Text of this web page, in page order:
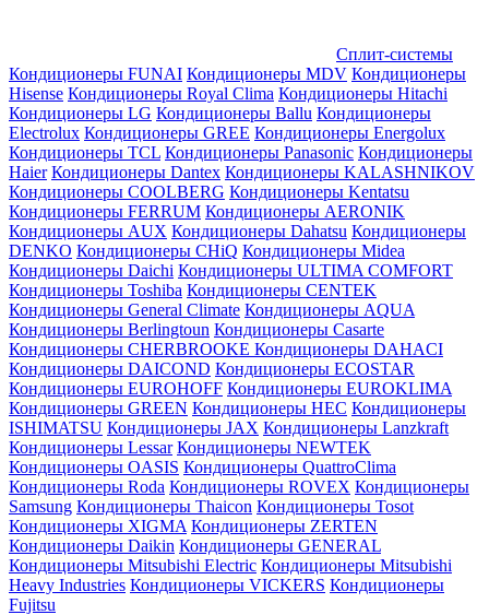
Сплит-системы
Кондиционеры FUNAI Кондиционеры MDV Кондиционеры
Hisense Кондиционеры Royal Clima Кондиционеры Hitachi
Кондиционеры LG Кондиционеры Ballu Кондиционеры
Electrolux Кондиционеры GREE Кондиционеры Energolux
Кондиционеры TCL Кондиционеры Panasonic Кондиционеры
Haier Кондиционеры Dantex Кондиционеры KALASHNIKOV
Кондиционеры СOOLBERG Кондиционеры Kentatsu
Кондиционеры FERRUM Кондиционеры AERONIK
Кондиционеры AUX Кондиционеры Dahatsu Кондиционеры
DENKO Кондиционеры CHiQ Кондиционеры Midea
Кондиционеры Daichi Кондиционеры ULTIMA COMFORT
Кондиционеры Toshiba Кондиционеры CENTEK
Кондиционеры General Climate Кондиционеры AQUA
Кондиционеры Berlingtoun Кондиционеры Casarte
Кондиционеры CHERBROOKE Кондиционеры DAHACI
Кондиционеры DAICOND Кондиционеры ECOSTAR
Кондиционеры EUROHOFF Кондиционеры EUROKLIMA
Кондиционеры GREEN Кондиционеры HEC Кондиционеры
ISHIMATSU Кондиционеры JAX Кондиционеры Lanzkraft
Кондиционеры Lessar Кондиционеры NEWTEK
Кондиционеры OASIS Кондиционеры QuattroClima
Кондиционеры Roda Кондиционеры ROVEX Кондиционеры
Samsung Кондиционеры Thaicon Кондиционеры Tosot
Кондиционеры XIGMA Кондиционеры ZERTEN
Кондиционеры Daikin Кондиционеры GENERAL
Кондиционеры Mitsubishi Electric Кондиционеры Mitsubishi
Heavy Industries Кондиционеры VICKERS Кондиционеры
Fujitsu